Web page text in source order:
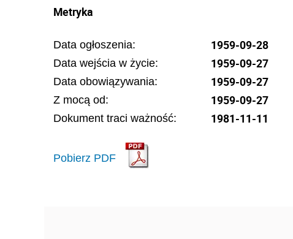
Metryka
Data ogłoszenia: 1959-09-28
Data wejścia w życie: 1959-09-27
Data obowiązywania: 1959-09-27
Z mocą od: 1959-09-27
Dokument traci ważność: 1981-11-11
Pobierz PDF